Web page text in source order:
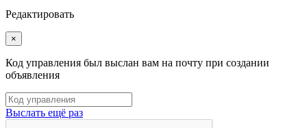
Редактировать
×
Код управления был выслан вам на почту при создании
объявления
Выслать ещё раз